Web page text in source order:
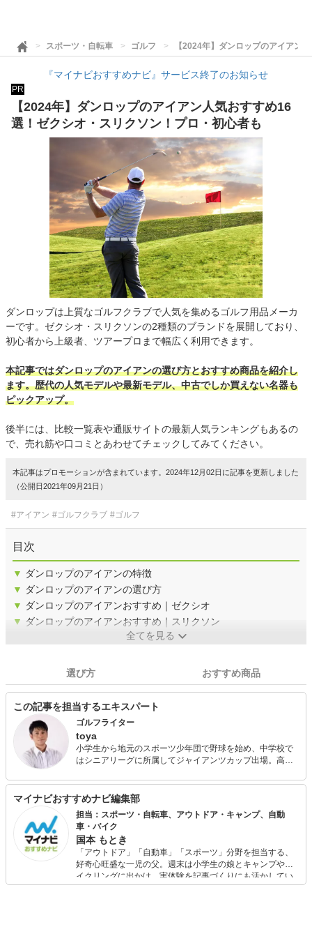
スポーツ・自転車 ゴルフ 【2024年】ダンロップのアイアン
『マイナビおすすめナビ』サービス終了のお知らせ
PR
【2024年】ダンロップのアイアン人気おすすめ16
選！ゼクシオ・スリクソン！プロ・初心者も
ダンロップは上質なゴルフクラブで人気を集めるゴルフ用品メーカ
ーです。ゼクシオ・スリクソンの2種類のブランドを展開しており、
初心者から上級者、ツアープロまで幅広く利用できます。
本記事ではダンロップのアイアンの選び方とおすすめ商品を紹介し
ます。歴代の人気モデルや最新モデル、中古でしか買えない名器も
ピックアップ。
後半には、比較一覧表や通販サイトの最新人気ランキングもあるの
で、売れ筋や口コミとあわせてチェックしてみてください。
本記事はプロモーションが含まれています。2024年12月02日に記事を更新しました
（公開日2021年09月21日）
#アイアン #ゴルフクラブ #ゴルフ
目次
▼ ダンロップのアイアンの特徴
▼ ダンロップのアイアンの選び方
▼ ダンロップのアイアンおすすめ｜ゼクシオ
▼ ダンロップのアイアンおすすめ｜スリクソン
全てを見る
選び方 おすすめ商品
この記事を担当するエキスパート
ゴルフライター
toya
小学生から地元のスポーツ少年団で野球を始め、中学校で
はシニアリーグに所属してジャイアンツカップ出場。高校
ある。俊足巧打の外野手で核弾頭タイプ。 現在は30歳を過
ぎてから始めたゴルフにハマり、ゴルフライターとしてデ
ビューしはや5年。ついに自身のラジオ番組まで持つように
なった。 趣味はゴルフに釣り、カメラマンとして撮影を行
ったり、コスメコンシェルジュとしてモデルへのメイクも
手掛ける。
マイナビおすすめナビ編集部
担当：スポーツ・自転車、アウトドア・キャンプ、自動
車・バイク
国本 もとき
「アウトドア」「自動車」「スポーツ」分野を担当する、
好奇心旺盛な一児の父。週末は小学生の娘とキャンプやサ
イクリングに出かけ、実体験を記事づくりにも活かしてい
ます。読者の「知りたい」を分かりやすく届けることをモ